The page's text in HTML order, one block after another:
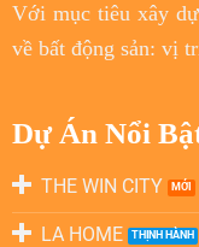
Với mục tiêuxây
về bất động sản: vị
Dự Án Nổi
THE WIN CITY
LA HOME